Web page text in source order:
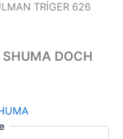
TRİGER 626
DOCH